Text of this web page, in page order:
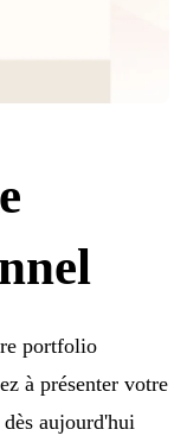
portfolio
à présenter votre
aujourd'hui